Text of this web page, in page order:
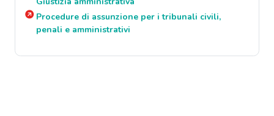
Procedure di assunzione per i tribunali civili,
penali e amministrativi